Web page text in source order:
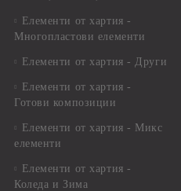
Елементи от хартия -
Многопластови елементи
Елементи от хартия - Други
Елементи от хартия -
Готови композиции
Елементи от хартия - Микс
елементи
Елементи от хартия -
Коледа и Зима